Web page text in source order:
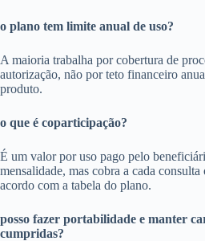
o plano tem limite anual de uso?
A maioria trabalha por cobertura de
autorização, não por teto financeiro
produto.
o que é coparticipação?
É um valor por uso pago pelo
mensalidade, mas cobra a cada
acordo com a tabela do plano.
posso fazer portabilidade e manter
cumpridas?